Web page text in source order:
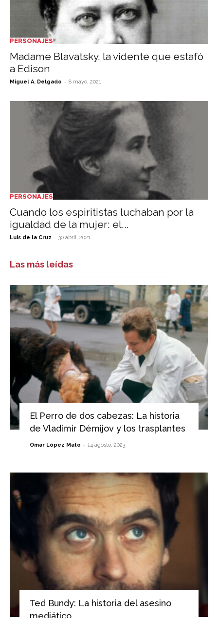
PERSONAJES
Madame Blavatsky, la vidente que estafó
a Edison
Miguel A. Delgado - 8 mayo, 2021
PERSONAJES
Cuando los espiritistas luchaban por la
igualdad de la mujer: el...
Luis de la Cruz - 30 abril, 2021
Las más leídas
El Perro de dos cabezas: La historia
de Vladímir Démijov y los trasplantes
Omar López Mato - 14 agosto, 2023
Ted Bundy: La historia del asesino
mediático